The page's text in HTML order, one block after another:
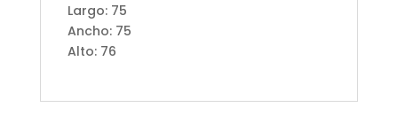
Largo: 75
Ancho: 75
Alto: 76